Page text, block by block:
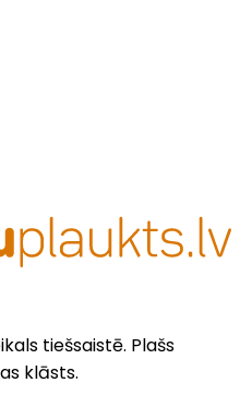
tiešsaistē. Plašs
klāsts.